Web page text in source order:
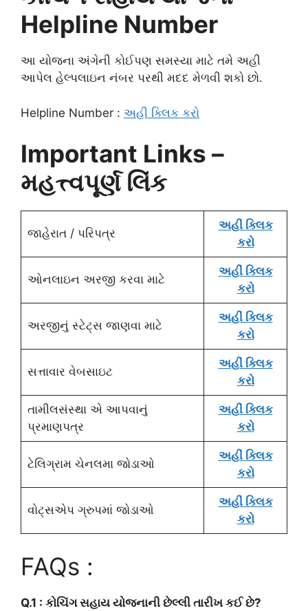
Helpline Number
આ યોજના અંગેની કોઈપણ સમસ્યા માટે તમે અહી
આપેલ હેલ્પલાઇન નંબર પરથી મદદ મેળવી શકો છો.
Helpline Number : અહી ક્લિક કરો
Important Links –
મહત્ત્વપૂર્ણ લિંક
જાહેરાત / પરિપત્ર
અહીં ક્લિક
કરો
ઓનલાઇન અરજી કરવા માટે
અહીં ક્લિક
કરો
અરજીનું સ્ટેટ્સ જાણવા માટે
અહીં ક્લિક
કરો
સત્તાવાર વેબસાઇટ
અહીં ક્લિક
કરો
તામીલસંસ્થા એ આપવાનું
પ્રમાણપત્ર
અહીં ક્લિક
કરો
ટેલિગ્રામ ચેનલમા જોડાઓ
અહીં ક્લિક
કરો
વોટ્સએપ ગ્રુપમાં જોડાઓ
અહીં ક્લિક
કરો
FAQs :
Q.1 : કોચિંગ સહાય યોજનાની છેલ્લી તારીખ કઈ છે?